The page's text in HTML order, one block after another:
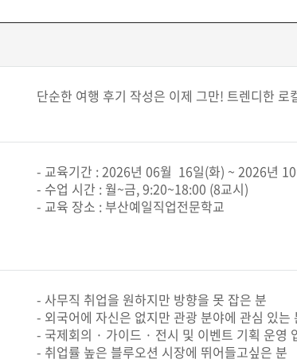
단순한 여행 후기 작성은 이제 그만! 트렌디한
- 교육기간 : 2026년 06월 16일(화) ~ 2026년
- 수업 시간 : 월~금, 9:20~18:00 (8교시)
- 교육 장소 : 부산예일직업전문학교
- 사무직 취업을 원하지만 방향을 못 잡은 분
- 외국어에 자신은 없지만 관광 분야에 관심 있는
- 국제회의 · 가이드 · 전시 및 이벤트 기획 운영
- 취업률 높은 블루오션 시장에 뛰어들고싶은 분